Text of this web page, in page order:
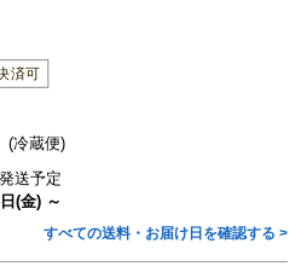
(冷蔵便)
送予定
(金) ～
すべての送料・お届け日を確認する >